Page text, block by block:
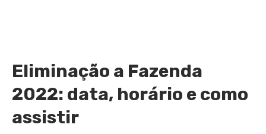
Eliminação a Fazenda
2022: data, horário e como
assistir